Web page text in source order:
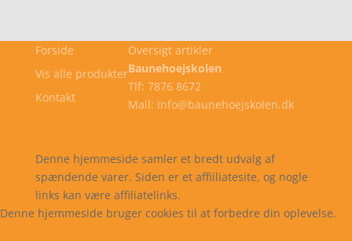
Forside
Vis alle produkter
Kontakt
Oversigt artikler
Baunehoejskolen
Tlf: 7876 8672
Mail: info@baunehoejskolen.dk
Denne hjemmeside samler et bredt udvalg af
spændende varer. Siden er et affiiliatesite, og nogle
links kan være affiliatelinks.
Denne hjemmeside bruger cookies til at forbedre din oplevelse.